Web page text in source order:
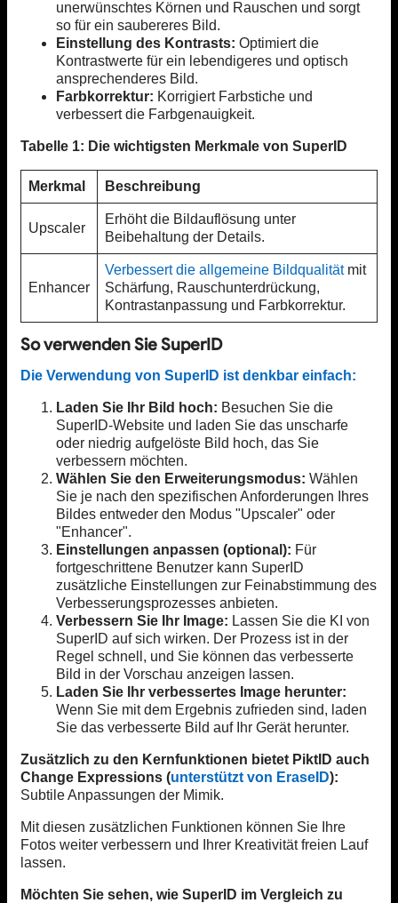
unerwünschtes Körnen und Rauschen und sorgt
so für ein saubereres Bild.
Einstellung des Kontrasts: Optimiert die
Kontrastwerte für ein lebendigeres und optisch
ansprechenderes Bild.
Farbkorrektur: Korrigiert Farbstiche und
verbessert die Farbgenauigkeit.
Tabelle 1: Die wichtigsten Merkmale von SuperID
Merkmal Beschreibung
Upscaler
Erhöht die Bildauflösung unter
Beibehaltung der Details.
Enhancer
Verbessert die allgemeine Bildqualitätmit
Schärfung, Rauschunterdrückung,
Kontrastanpassung und Farbkorrektur.
So verwenden Sie SuperID
Die Verwendung von SuperID ist denkbar einfach:
Laden Sie Ihr Bild hoch: Besuchen Sie die
SuperID-Website und laden Sie das unscharfe
oder niedrig aufgelöste Bild hoch, das Sie
verbessern möchten.
Wählen Sie den Erweiterungsmodus: Wählen
Sie je nach den spezifischen Anforderungen Ihres
Bildes entweder den Modus "Upscaler" oder
"Enhancer".
Einstellungen anpassen (optional): Für
fortgeschrittene Benutzer kann SuperID
zusätzliche Einstellungen zur Feinabstimmung des
Verbesserungsprozesses anbieten.
Verbessern Sie Ihr Image: Lassen Sie die KI von
SuperID auf sich wirken. Der Prozess ist in der
Regel schnell, und Sie können das verbesserte
Bild in der Vorschau anzeigen lassen.
Laden Sie Ihr verbessertes Image herunter:
Wenn Sie mit dem Ergebnis zufrieden sind, laden
Sie das verbesserte Bild auf Ihr Gerät herunter.
Zusätzlich zu den Kernfunktionen bietet PiktID auch
Change Expressions (unterstützt von EraseID):
Subtile Anpassungen der Mimik.
Mit diesen zusätzlichen Funktionen können Sie Ihre
Fotos weiter verbessern und Ihrer Kreativität freien Lauf
lassen.
Möchten Sie sehen, wie SuperID im Vergleich zu